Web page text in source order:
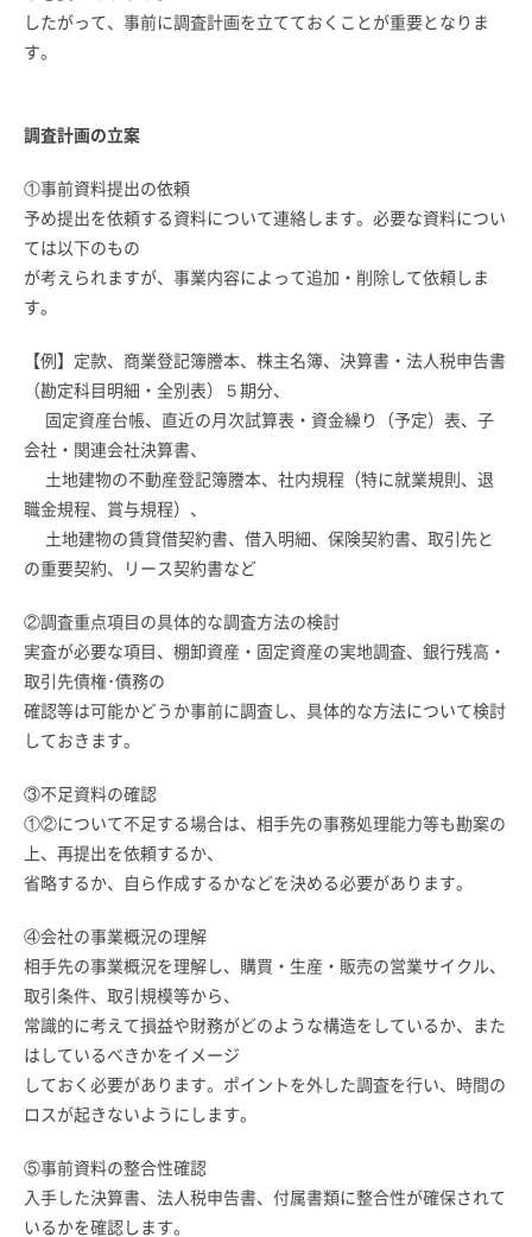
したがって、事前に調査計画を立てておくことが重要となりま
す。
調査計画の立案
①事前資料提出の依頼
予め提出を依頼する資料について連絡します。必要な資料につい
ては以下のもの
が考えられますが、事業内容によって追加・削除して依頼しま
す。
【例】定款、商業登記簿謄本、株主名簿、決算書・法人税申告書
（勘定科目明細・全別表）５期分、
固定資産台帳、直近の月次試算表・資金繰り（予定）表、子
会社・関連会社決算書、
土地建物の不動産登記簿謄本、社内規程（特に就業規則、退
職金規程、賞与規程）、
土地建物の賃貸借契約書、借入明細、保険契約書、取引先と
の重要契約、リース契約書など
②調査重点項目の具体的な調査方法の検討
実査が必要な項目、棚卸資産・固定資産の実地調査、銀行残高・
取引先債権･債務の
確認等は可能かどうか事前に調査し、具体的な方法について検討
しておきます。
③不足資料の確認
①②について不足する場合は、相手先の事務処理能力等も勘案の
上、再提出を依頼するか、
省略するか、自ら作成するかなどを決める必要があります。
④会社の事業概況の理解
相手先の事業概況を理解し、購買・生産・販売の営業サイクル、
取引条件、取引規模等から、
常識的に考えて損益や財務がどのような構造をしているか、また
はしているべきかをイメージ
しておく必要があります。ポイントを外した調査を行い、時間の
ロスが起きないようにします。
⑤事前資料の整合性確認
入手した決算書、法人税申告書、付属書類に整合性が確保されて
いるかを確認します。